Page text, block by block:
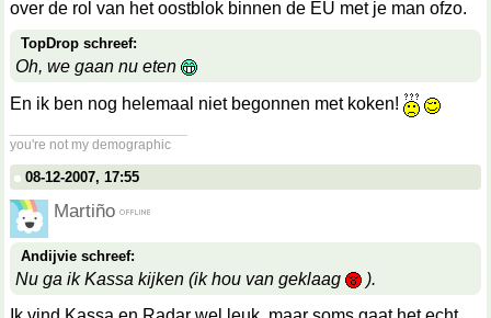
over de rol van het oostblok binnen de EU met je man ofzo.
TopDrop schreef:
Oh, we gaan nu eten
En ik ben nog helemaal niet begonnen met koken!
you're not my demographic
08-12-2007, 17:55
Martiño
Andijvie schreef:
Nu ga ik Kassa kijken (ik hou van geklaag
).